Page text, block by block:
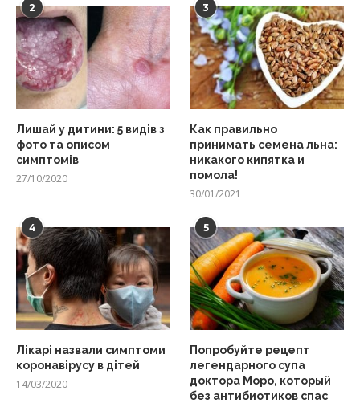
2
Лишай у дитини: 5 видів з
фото та описом
симптомів
27/10/2020
3
Как правильно
принимать семена льна:
никакого кипятка и
помола!
30/01/2021
4
Лікарі назвали симптоми
коронавірусу в дітей
14/03/2020
5
Попробуйте рецепт
легендарного супа
доктора Моро, который
без антибиотиков спас